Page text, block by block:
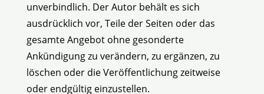
unverbindlich. Der Autor behält es sich
ausdrücklich vor, Teile der Seiten oder das
gesamte Angebot ohne gesonderte
Ankündigung zu verändern, zu ergänzen, zu
löschen oder die Veröffentlichung zeitweise
oder endgültig einzustellen.